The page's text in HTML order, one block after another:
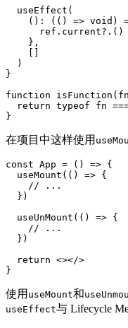
  useEffect(
(): (() => void)
      ref.current?.()
    },
  )
}
function
return typeof fn
在项目中这样使用
const App = () => {
  useMount(() => {
    // ...
  })
  useUnMount(() => {
    // ...
  })
  return <></>
使用 useMount和
useEffect与 Lifecycle